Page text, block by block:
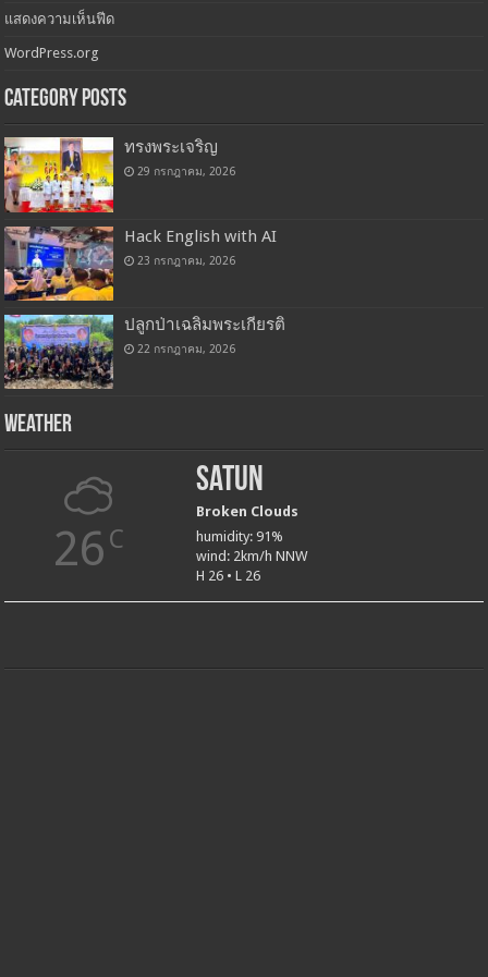
แสดงความเห็นฟีด
WordPress.org
Category Posts
ทรงพระเจริญ
29 กรกฎาคม, 2026
Hack English with AI
23 กรกฎาคม, 2026
ปลูกป่าเฉลิมพระเกียรติ
22 กรกฎาคม, 2026
Weather
26 C
Satun
Broken Clouds
humidity: 91%
wind: 2km/h NNW
H 26 • L 26